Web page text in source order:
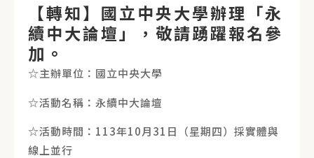
【轉知】國立中央大學辦理「永
續中大論壇」，敬請踴躍報名參
加。
☆主辦單位：國立中央大學
☆活動名稱：永續中大論壇
☆活動時間：113年10月31日（星期四）採實體與
線上並行